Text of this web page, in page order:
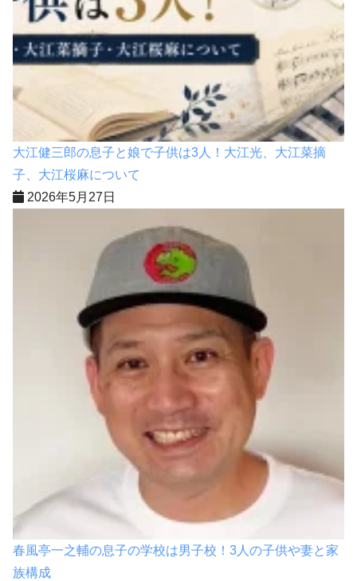
大江健三郎の息子と娘で子供は3人！大江光、大江菜摘
子、大江桜麻について
2026年5月27日
春風亭一之輔の息子の学校は男子校！3人の子供や妻と家
族構成